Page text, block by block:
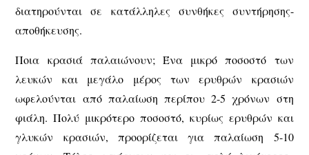
διατηρούνται σε κατάλληλες συνθήκες συντήρησης-
αποθήκευσης.
Ποια κρασιά παλαιώνουν; Ένα μικρό ποσοστό των
λευκών και μεγάλο μέρος των ερυθρών κρασιών
ωφελούνται από παλαίωση περίπου 2-5 χρόνων στη
φιάλη. Πολύ μικρότερο ποσοστό, κυρίως ερυθρών και
γλυκών κρασιών, προορίζεται για παλαίωση 5-10